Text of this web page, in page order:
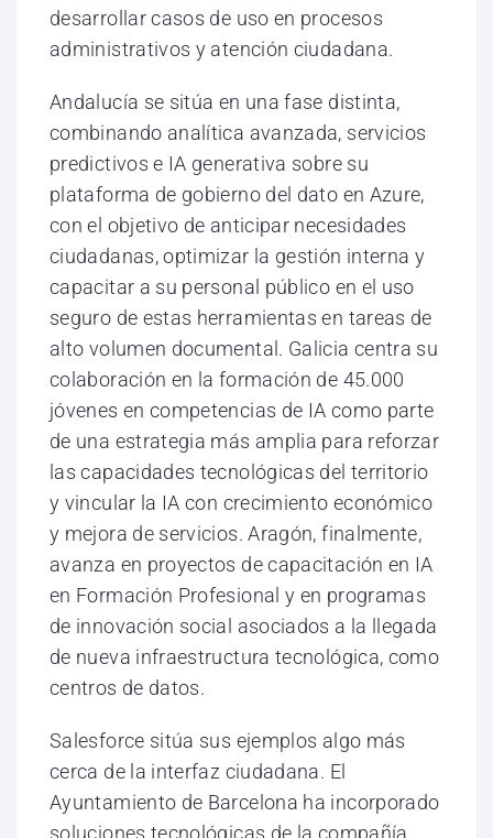
desarrollar casos de uso en procesos
administrativos y atención ciudadana.
Andalucía se sitúa en una fase distinta,
combinando analítica avanzada, servicios
predictivos e IA generativa sobre su
plataforma de gobierno del dato en Azure,
con el objetivo de anticipar necesidades
ciudadanas, optimizar la gestión interna y
capacitar a su personal público en el uso
seguro de estas herramientas en tareas de
alto volumen documental. Galicia centra su
colaboración en la formación de 45.000
jóvenes en competencias de IA como parte
de una estrategia más amplia para reforzar
las capacidades tecnológicas del territorio
y vincular la IA con crecimiento económico
y mejora de servicios. Aragón, finalmente,
avanza en proyectos de capacitación en IA
en Formación Profesional y en programas
de innovación social asociados a la llegada
de nueva infraestructura tecnológica, como
centros de datos.
Salesforce sitúa sus ejemplos algo más
cerca de la interfaz ciudadana. El
Ayuntamiento de Barcelona ha incorporado
soluciones tecnológicas de la compañía